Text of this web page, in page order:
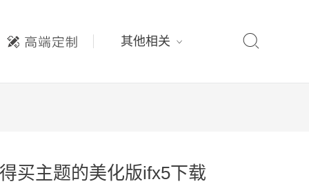
其他相关 
买主题的美化版ifx5下载